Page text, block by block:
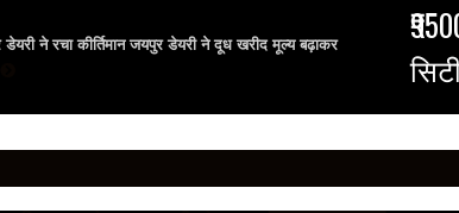
ने रचा कीर्तिमान जयपुर डेयरी ने दूध खरीद मूल्य बढ़ाकर